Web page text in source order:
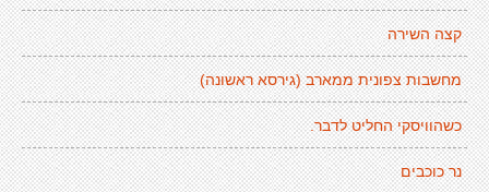
קצה השירה
מחשבות צפונית ממארב (גירסא ראשונה)
כשהוויסקי החליט לדבר.
נר כוכבים